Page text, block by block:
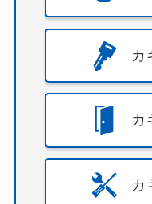
カ
カ
カ